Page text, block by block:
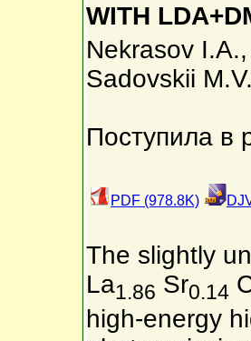
WITH
Nekrasov I.A.
Sadovskii
Поступила в
PDF (978.8K)
The slightly
La1.86 Sr0.14
high-energy